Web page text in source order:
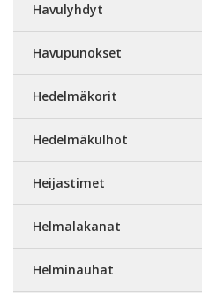
Havulyhdyt
Havupunokset
Hedelmäkorit
Hedelmäkulhot
Heijastimet
Helmalakanat
Helminauhat